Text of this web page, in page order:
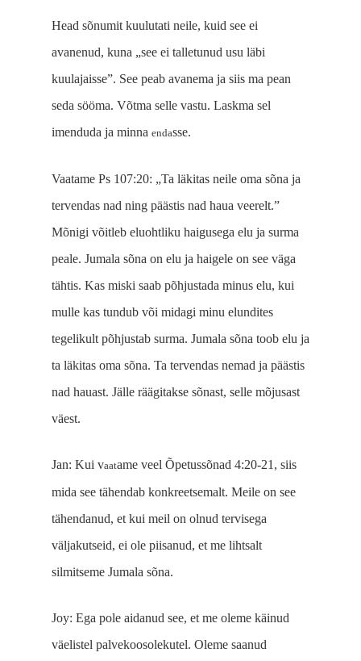
Head sõnumit kuulutati neile, kuid see ei
avanenud, kuna „see ei talletunud usu läbi
kuulajaisse”. See peab avanema ja siis ma pean
seda sööma. Võtma selle vastu. Laskma sel
imenduda ja minna endasse.
Vaatame Ps 107:20: „Ta läkitas neile oma sõna ja
tervendas nad ning päästis nad haua veerelt.”
Mõnigi võitleb eluohtliku haigusega elu ja surma
peale. Jumala sõna on elu ja haigele on see väga
tähtis. Kas miski saab põhjustada minus elu, kui
mulle kas tundub või midagi minu elundites
tegelikult põhjustab surma. Jumala sõna toob elu ja
ta läkitas oma sõna. Ta tervendas nemad ja päästis
nad hauast. Jälle räägitakse sõnast, selle mõjusast
väest.
Jan: Kui vaatame veel Õpetussõnad 4:20-21, siis
mida see tähendab konkreetsemalt. Meile on see
tähendanud, et kui meil on olnud tervisega
väljakutseid, ei ole piisanud, et me lihtsalt
silmitseme Jumala sõna.
Joy: Ega pole aidanud see, et me oleme käinud
väelistel palvekoosolekutel. Oleme saanud